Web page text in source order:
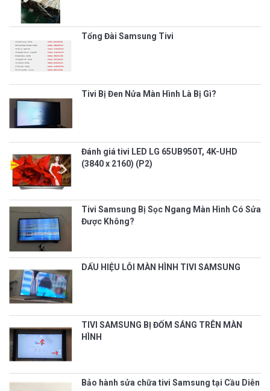
Tổng Đài Samsung Tivi
Tivi Bị Đen Nửa Màn Hình Là Bị Gì?
Đánh giá tivi LED LG 65UB950T, 4K-UHD
(3840 x 2160) (P2)
Tivi Samsung Bị Sọc Ngang Màn Hình Có Sửa
Được Không?
DẤU HIỆU LỖI MÀN HÌNH TIVI SAMSUNG
TIVI SAMSUNG BỊ ĐỐM SÁNG TRÊN MÀN
HÌNH
Bảo hành sửa chữa tivi Samsung tại Cầu Diễn